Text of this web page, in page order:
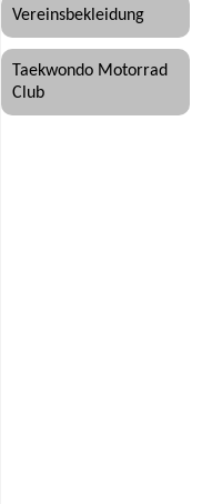
Vereinsbekleidung
Taekwondo Motorrad
Club